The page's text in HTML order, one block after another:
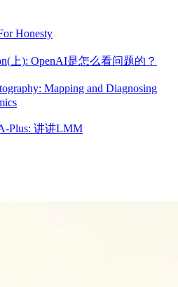
Honesty
上): OpenAI是怎么看问题的？
Mapping and Diagnosing
Plus: 讲讲LMM